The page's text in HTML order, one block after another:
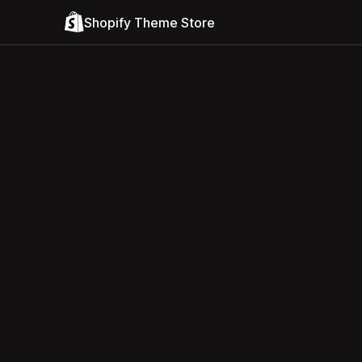
Shopify Theme Store